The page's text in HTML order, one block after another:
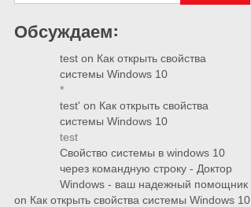
Обсуждаем:
test on Как открыть свойства
системы Windows 10
*
test' on Как открыть свойства
системы Windows 10
test
Свойство системы в windows 10
через командную строку - Доктор
Windows - ваш надежный помощник
on Как открыть свойства системы Windows 10